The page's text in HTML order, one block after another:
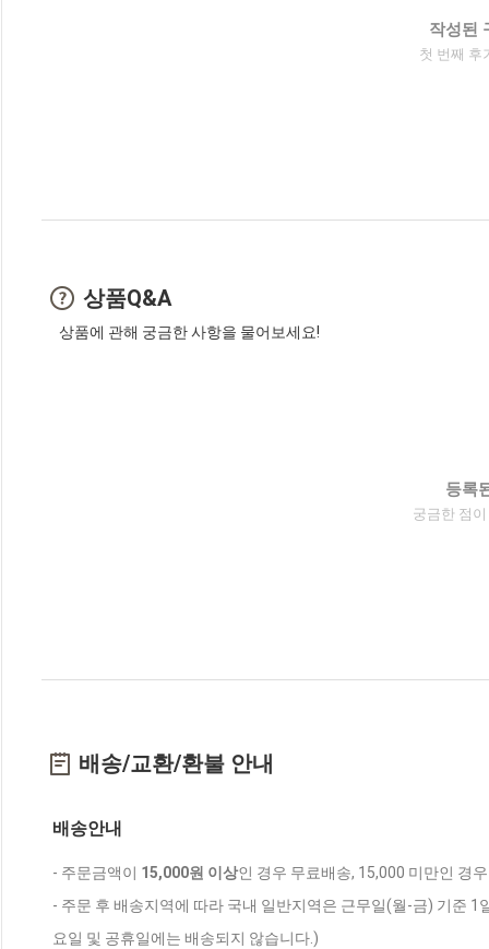
작성된
첫 번째 후
상품Q&A
상품에 관해 궁금한 사항을 물어보세요!
등록
궁금한 점
배송/교환/환불 안내
배송안내
- 주문금액이 15,000원 이상인 경우 무료배송, 15,000 미만인 경
- 주문 후 배송지역에 따라 국내 일반지역은 근무일(월-금) 기준
요일 및 공휴일에는 배송되지 않습니다.)